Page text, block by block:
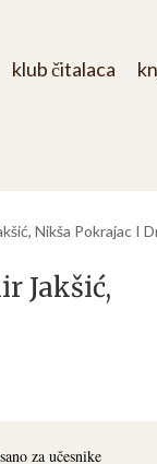
klub čitalaca
Nikša Pokrajac I
Jakšić,
za učesnike